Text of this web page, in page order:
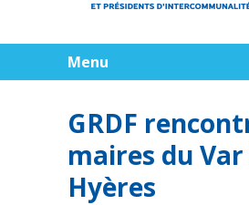
Menu
GRDF
maires du Var
Hyères